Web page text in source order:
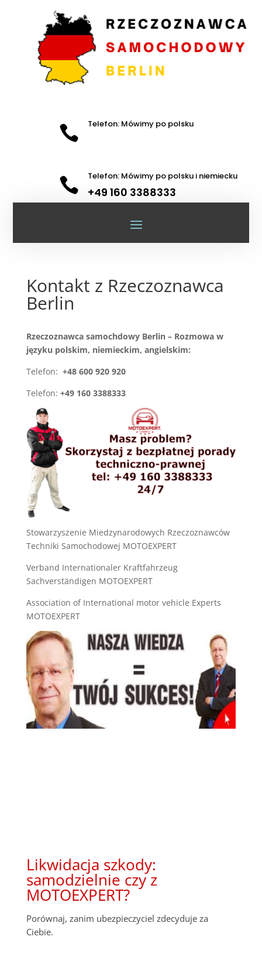
 Telefon: Mówimy po polsku
 Telefon: Mówimy po polsku i niemiecku
+49 160 3388333
Kontakt z Rzeczoznawca
Berlin
Rzeczoznawca samochdowy Berlin – Rozmowa w
języku polskim, niemieckim, angielskim:
Telefon: +48 600 920 920
Telefon: +49 160 3388333
Stowarzyszenie Miedzynarodowych Rzeczoznawców
Techniki Samochodowej MOTOEXPERT
Verband Internationaler Kraftfahrzeug
Sachverständigen MOTOEXPERT
Association of International motor vehicle Experts
MOTOEXPERT
Likwidacja szkody:
samodzielnie czy z
MOTOEXPERT?
Porównaj, zanim ubezpieczyciel zdecyduje za
Ciebie.